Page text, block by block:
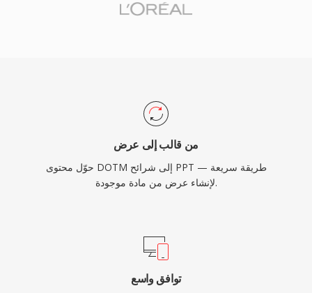
من قالب إلى عرض
حوّل محتوى DOTM إلى شرائح PPT — طريقة سريعة
لإنشاء عرض من مادة موجودة.
توافق واسع